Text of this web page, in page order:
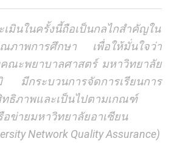
เมินในครั้งนี้ถือเป็นกลไกสำคัญใน
ณภาพการศึกษา เพื่อให้มั่นใจว่า
ณะพยาบาลศาสตร์ มหาวิทยาลัย
มีกระบวนการจัดการเรียนการ
ธิภาพและเป็นไปตามเกณฑ์
อข่ายมหาวิทยาลัยอาเซียน
Network Quality Assurance)